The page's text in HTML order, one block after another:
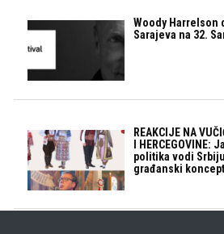
Woody Harrelson
Sarajeva na 32.
REAKCIJE NA
I
politika vodi
građanski